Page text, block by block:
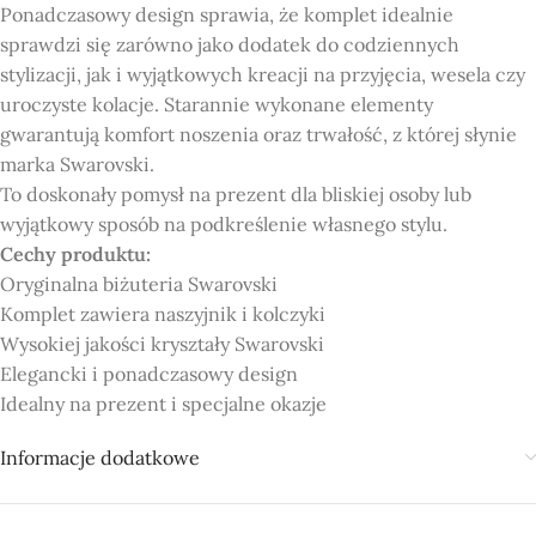
Ponadczasowy design sprawia, że komplet idealnie
sprawdzi się zarówno jako dodatek do codziennych
stylizacji, jak i wyjątkowych kreacji na przyjęcia, wesela czy
uroczyste kolacje. Starannie wykonane elementy
gwarantują komfort noszenia oraz trwałość, z której słynie
marka Swarovski.
To doskonały pomysł na prezent dla bliskiej osoby lub
wyjątkowy sposób na podkreślenie własnego stylu.
Cechy produktu:
Oryginalna biżuteria Swarovski
Komplet zawiera naszyjnik i kolczyki
Wysokiej jakości kryształy Swarovski
Elegancki i ponadczasowy design
Idealny na prezent i specjalne okazje
Informacje dodatkowe